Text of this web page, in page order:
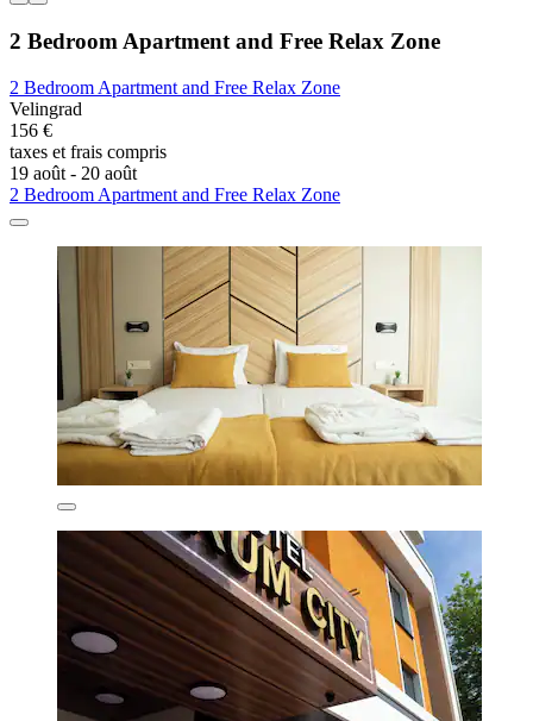
2 Bedroom Apartment and Free Relax Zone
2 Bedroom Apartment and Free Relax Zone
Velingrad
156 €
taxes et frais compris
19 août - 20 août
2 Bedroom Apartment and Free Relax Zone